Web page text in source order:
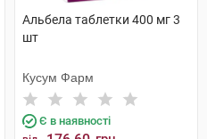
Альбела таблетки 400 мг 3
шт
Кусум Фарм
Є в наявності